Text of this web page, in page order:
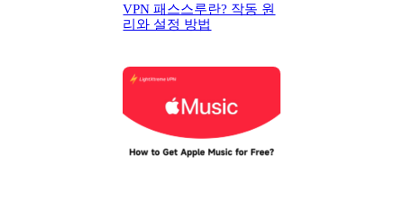
VPN 패스스루란? 작동 원
리와 설정 방법